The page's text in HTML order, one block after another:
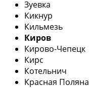
Зуевка
Кикнур
Кильмезь
Киров
Кирово-Чепецк
Кирс
Котельнич
Красная Поляна